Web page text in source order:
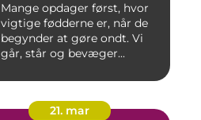
Mange opdager først, hvor
vigtige fødderne er, når de
begynder at gøre ondt. Vi
går, står og bevæger...
21. mar